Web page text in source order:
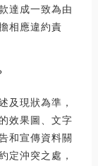
達成一致為由
相應違約責
現狀為準，
效果圖、文字
和宣傳資料關
定沖突之處，